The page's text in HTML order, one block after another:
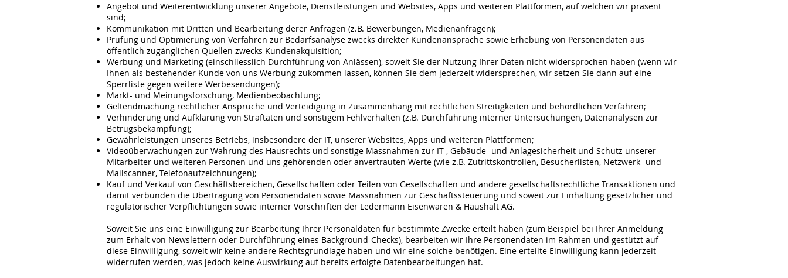
Angebot und Weiterentwicklung unserer Angebote, Dienstleistungen und Websites, Apps und weiteren Plattformen, auf welchen wir präsent
sind;
Kommunikation mit Dritten und Bearbeitung derer Anfragen (z.B. Bewerbungen, Medienanfragen);
Prüfung und Optimierung von Verfahren zur Bedarfsanalyse zwecks direkter Kundenansprache sowie Erhebung von Personendaten aus
öffentlich zugänglichen Quellen zwecks Kundenakquisition;
Werbung und Marketing (einschliesslich Durchführung von Anlässen), soweit Sie der Nutzung Ihrer Daten nicht widersprochen haben (wenn wir
Ihnen als bestehender Kunde von uns Werbung zukommen lassen, können Sie dem jederzeit widersprechen, wir setzen Sie dann auf eine
Sperrliste gegen weitere Werbesendungen);
Markt- und Meinungsforschung, Medienbeobachtung;
Geltendmachung rechtlicher Ansprüche und Verteidigung in Zusammenhang mit rechtlichen Streitigkeiten und behördlichen Verfahren;
Verhinderung und Aufklärung von Straftaten und sonstigem Fehlverhalten (z.B. Durchführung interner Untersuchungen, Datenanalysen zur
Betrugsbekämpfung);
Gewährleistungen unseres Betriebs, insbesondere der IT, unserer Websites, Apps und weiteren Plattformen;
Videoüberwachungen zur Wahrung des Hausrechts und sonstige Massnahmen zur IT-, Gebäude- und Anlagesicherheit und Schutz unserer
Mitarbeiter und weiteren Personen und uns gehörenden oder anvertrauten Werte (wie z.B. Zutrittskontrollen, Besucherlisten, Netzwerk- und
Mailscanner, Telefonaufzeichnungen);
Kauf und Verkauf von Geschäftsbereichen, Gesellschaften oder Teilen von Gesellschaften und andere gesellschaftsrechtliche Transaktionen und
damit verbunden die Übertragung von Personendaten sowie Massnahmen zur Geschäftssteuerung und soweit zur Einhaltung gesetzlicher und
regulatorischer Verpflichtungen sowie interner Vorschriften der Ledermann Eisenwaren & Haushalt AG.
Soweit Sie uns eine Einwilligung zur Bearbeitung Ihrer Personaldaten für bestimmte Zwecke erteilt haben (zum Beispiel bei Ihrer Anmeldung
zum Erhalt von Newslettern oder Durchführung eines Background-Checks), bearbeiten wir Ihre Personendaten im Rahmen und gestützt auf
diese Einwilligung, soweit wir keine andere Rechtsgrundlage haben und wir eine solche benötigen. Eine erteilte Einwilligung kann jederzeit
widerrufen werden, was jedoch keine Auswirkung auf bereits erfolgte Datenbearbeitungen hat.